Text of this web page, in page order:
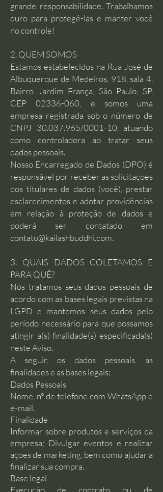
grande responsabilidade. Trabalhamos
duro para protegê-las e manter você
no controle!
2. QUEM SOMOS
Estamos estabelecidos na Rua José de
Albuquerque de Medeiros, 918, sala 4,
Bairro Jardim França, São Paulo, SP,
CEP02336-060 , e somos uma
empresa registrada sob o número de
CNPJ 30.037.965/0001-10, atuando
como controladora ao tratar seus
dados pessoais.
Nosso Encarregado de Dados (DPO) é
responsável por receber as solicitações
dos titulares de dados (você), prestar
esclarecimentos e adotar providências
em relação à proteção de dados e
poderá ser contatado em
contato@kailashbuddhi.com.
3. QUAIS DADOS COLETAMOS E
PARA QUÊ?
Nós tratamos seus dados pessoais de
acordo com as bases legais previstas na
LGPD e mantemos seus dados pelo
período necessário para que possamos
atingir a(s) finalidade(s) especificada(s)
neste Aviso.
A seguir, os dados pessoais, as
finalidades e as bases legais:
Dados Pessoais
Nome, nº de telefone com WhatsApp e
e-mail.
Finalidade
Informar sobre produtos e serviços da
empresa; Divulgar eventos e realizar
ações de marketing, bem como ajudar a
finalizar sua compra.
Base legal
Execução de contrato ou de